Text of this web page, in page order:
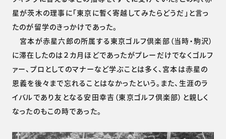
星が茨木の理事に「東京に暫く寄越してみたらどうだ」と言っ
たのが留学のきっかけであった。
宮本が赤星六郎の所属する東京ゴルフ倶楽部（当時・駒沢）
に滞在したのは２カ月ほどであったがプレーだけでなくゴルフ
ァー、プロとしてのマナーなど学ぶことは多く、宮本は赤星の
恩義を後々まで忘れることはなかったという。また、生涯のラ
イバルであり友となる安田幸吉（東京ゴルフ倶楽部）と親しく
なったのもこの時であった。